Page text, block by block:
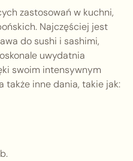
zastosowań w kuchni,
Najczęściej jest
do sushi i sashimi,
uwydatnia
swoim intensywnym
także inne dania, takie jak: